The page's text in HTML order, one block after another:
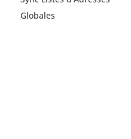
Globales